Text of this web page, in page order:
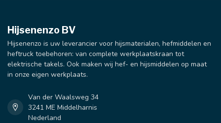
Hijsenenzo BV
Hijsenenzo is uw leverancier voor hijsmaterialen, hefmiddelen en
heftruck toebehoren: van complete werkplaatskraan tot
elektrische takels. Ook maken wij hef- en hijsmiddelen op maat
in onze eigen werkplaats.
Van der Waalsweg 34
3241 ME Middelharnis
Nederland